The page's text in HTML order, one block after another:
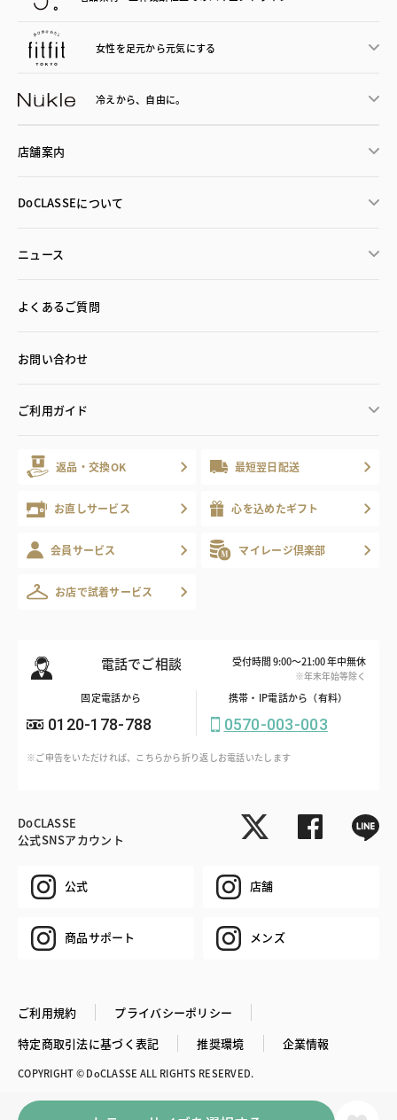
女性を足元から元気にする
冷えから、 自由に。
店舗案内
DoCLASSEについて
ニュース
よくあるご質問
お問い合わせ
ご利用ガイド
返品・交換OK 最短翌日配送
お直しサービス 心を込めたギフト
会員サービス マイレージ倶楽部
お店で試着サービス
電話でご相談 受付時間 9:00～21:00 年中無休
※年末年始等除く
固定電話から
0120-178-788
携帯・IP電話から（有料）
0570-003-003
※ご申告をいただければ、こちらから折り返しお電話いたします
DoCLASSE
公式SNSアカウント
公式 店舗
商品サポート メンズ
ご利用規約
プライバシーポリシー
特定商取引法に基づく表記
推奨環境 企業情報
COPYRIGHT © DoCLASSE ALL RIGHTS RESERVED.